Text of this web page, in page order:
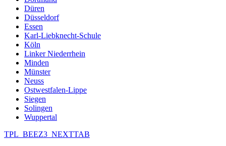
Düren
Düsseldorf
Essen
Karl-Liebknecht-Schule
Köln
Linker Niederrhein
Minden
Münster
Neuss
Ostwestfalen-Lippe
Siegen
Solingen
Wuppertal
TPL_BEEZ3_NEXTTAB